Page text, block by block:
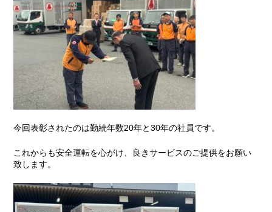
今回表彰されたのは勤続年数20年と30年の社員です。
これからも安全運転を心がけ、良きサービスのご提供をお願い
致します。